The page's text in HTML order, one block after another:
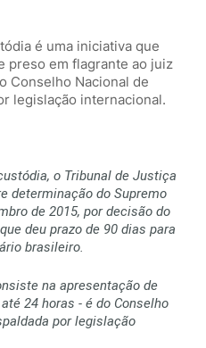
é uma iniciativa que
preso em flagrante ao juiz
Conselho Nacional de
legislação internacional.
o Tribunal de Justiça
determinação do Supremo
de 2015, por decisão do
deu prazo de 90 dias para
brasileiro.
na apresentação de
24 horas - é do Conselho
por legislação